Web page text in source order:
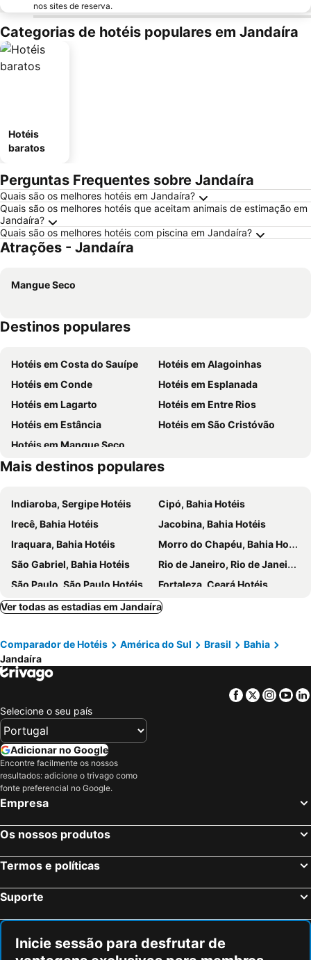
nos sites de reserva.
Categorias de hotéis populares em Jandaíra
Hotéis
baratos
Perguntas Frequentes sobre Jandaíra
Quais são os melhores hotéis em Jandaíra?
Quais são os melhores hotéis que aceitam animais de estimação em
Jandaíra?
Quais são os melhores hotéis com piscina em Jandaíra?
Atrações - Jandaíra
Mangue Seco
Destinos populares
Hotéis em Costa do Sauípe
Hotéis em Alagoinhas
Hotéis em Conde
Hotéis em Esplanada
Hotéis em Lagarto
Hotéis em Entre Rios
Hotéis em Estância
Hotéis em São Cristóvão
Hotéis em Mangue Seco
Mais destinos populares
Indiaroba, Sergipe Hotéis
Cipó, Bahia Hotéis
Irecê, Bahia Hotéis
Jacobina, Bahia Hotéis
Iraquara, Bahia Hotéis
Morro do Chapéu, Bahia Hotéis
São Gabriel, Bahia Hotéis
Rio de Janeiro, Rio de Janeiro Hotéis
São Paulo, São Paulo Hotéis
Fortaleza, Ceará Hotéis
Natal, Rio Grande do Norte Hotéis
Foz do Iguaçu, Paraná Hotéis
Maceió, Alagoas Hotéis
Porto Seguro, Bahia Hotéis
Ver todas as estadias em Jandaíra
Comparador de Hotéis América do Sul Brasil
Bahia
Jandaíra
Facebook
Twitter
Selecione o seu país
Adicionar no Google
Encontre facilmente os nossos
resultados: adicione o trivago como
fonte preferencial no Google.
Empresa
Os nossos produtos
Termos e políticas
Suporte
Inicie sessão para desfrutar de